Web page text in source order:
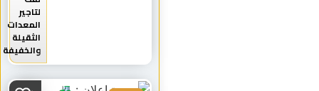
لتاجير
المعدات
الثقيلة
والخفيفة